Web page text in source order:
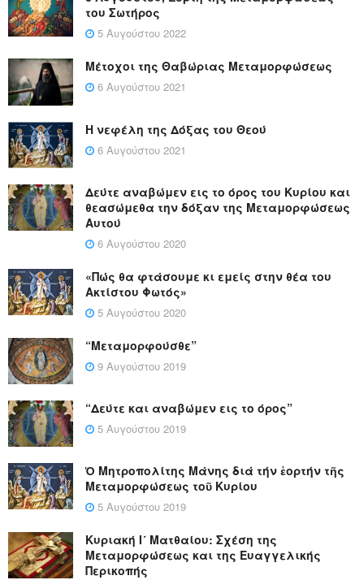
του Σωτήρος
5 Αυγούστου 2022
Μέτοχοι της Θαβώριας Μεταμορφώσεως
6 Αυγούστου 2021
Η νεφέλη της Δόξας του Θεού
6 Αυγούστου 2021
Δεύτε αναβώμεν εις το όρος του Κυρίου και
θεασώμεθα την δόξαν της Μεταμορφώσεως
Αυτού
6 Αυγούστου 2020
«Πώς θα φτάσουμε κι εμείς στην θέα του
Ακτίστου Φωτός»
5 Αυγούστου 2020
“Μεταμορφούσθε”
9 Αυγούστου 2019
“Δεύτε και αναβώμεν εις το όρος”
5 Αυγούστου 2019
Ὁ Μητροπολίτης Μάνης διά τήν ἑορτήν τῆς
Μεταμορφώσεως τοῦ Κυρίου
5 Αυγούστου 2019
Κυριακή Ι´ Ματθαίου: Σχέση της
Μεταμορφώσεως και της Ευαγγελικής
Περικοπής